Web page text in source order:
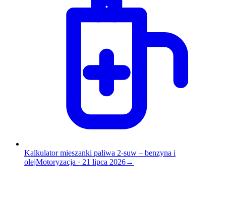
Kalkulator mieszanki paliwa 2-suw – benzyna i
olejMotoryzacja · 21 lipca 2026→